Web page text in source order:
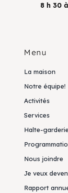
8 h 30
Menu
La maison
Notre équipe!
Activités
Services
Halte-
Nous joindre
Je veux
Rapport